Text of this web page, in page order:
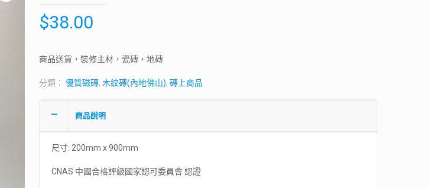
$38.00
商品送貨，裝修主材，瓷磚，地磚
分類： 優質磁磚, 木紋磚(內地佛山), 磚上商品
商品說明
尺寸: 200mm x 900mm
CNAS 中國合格評級國家認可委員會 認證